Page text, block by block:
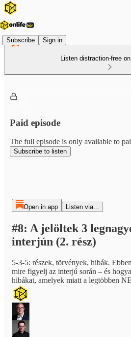
Subscribe Sign in
Listen distraction-free
Paid episode
The full episode is only available to
Subscribe to listen
Open in app Listen via...
#8: A jelöltek 3
interjún (2. rész)
5-3-5: részek, törvények, hibák.
mire figyelj az interjú során – és
hibákat, amelyek miatt a legtöbben